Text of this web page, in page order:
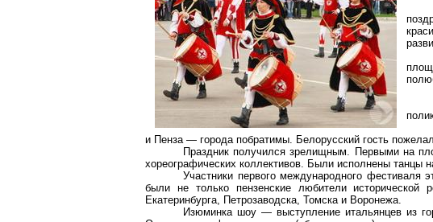
и Пенза — города побратимы. Белорусский гость
Праздник получился зрелищным. Первыми на
хореографических коллективов. Были исполнены
Участники первого международного фестиваля
были не только пензенские любители исторической
Екатеринбурга, Петрозаводска, Томска и Воронежа.
Изюминка шоу — выступление итальянцев из